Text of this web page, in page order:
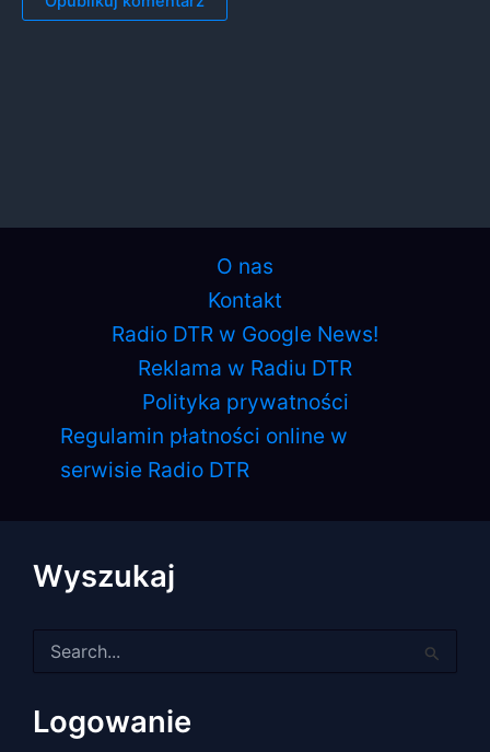
O nas
Kontakt
Radio DTR w Google News!
Reklama w Radiu DTR
Polityka prywatności
Regulamin płatności online w
serwisie Radio DTR
Wyszukaj
dla:
Logowanie